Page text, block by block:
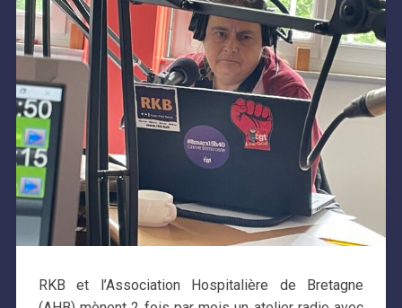
RKB et l’Association Hospitalière de Bretagne